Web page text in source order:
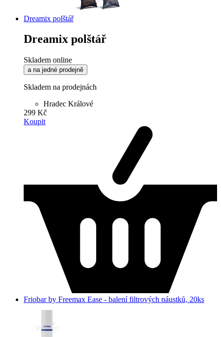
Dreamix polštář
Dreamix polštář
Skladem online
a na jedné prodejně
Skladem na prodejnách
Hradec Králové
299 Kč
Koupit
Friobar by Freemax Ease - balení filtrových náustků, 20ks